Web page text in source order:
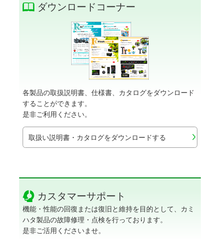
ダウンロードコーナー
各製品の取扱説明書、仕様書、カタログをダウンロード
することができます。
是非ご利用ください。
取扱い説明書・カタログをダウンロードする
カスタマーサポート
機能・性能の回復または復旧と維持を目的として、カミ
ハタ製品の故障修理・点検を行っております。
是非ご活用くださいませ。